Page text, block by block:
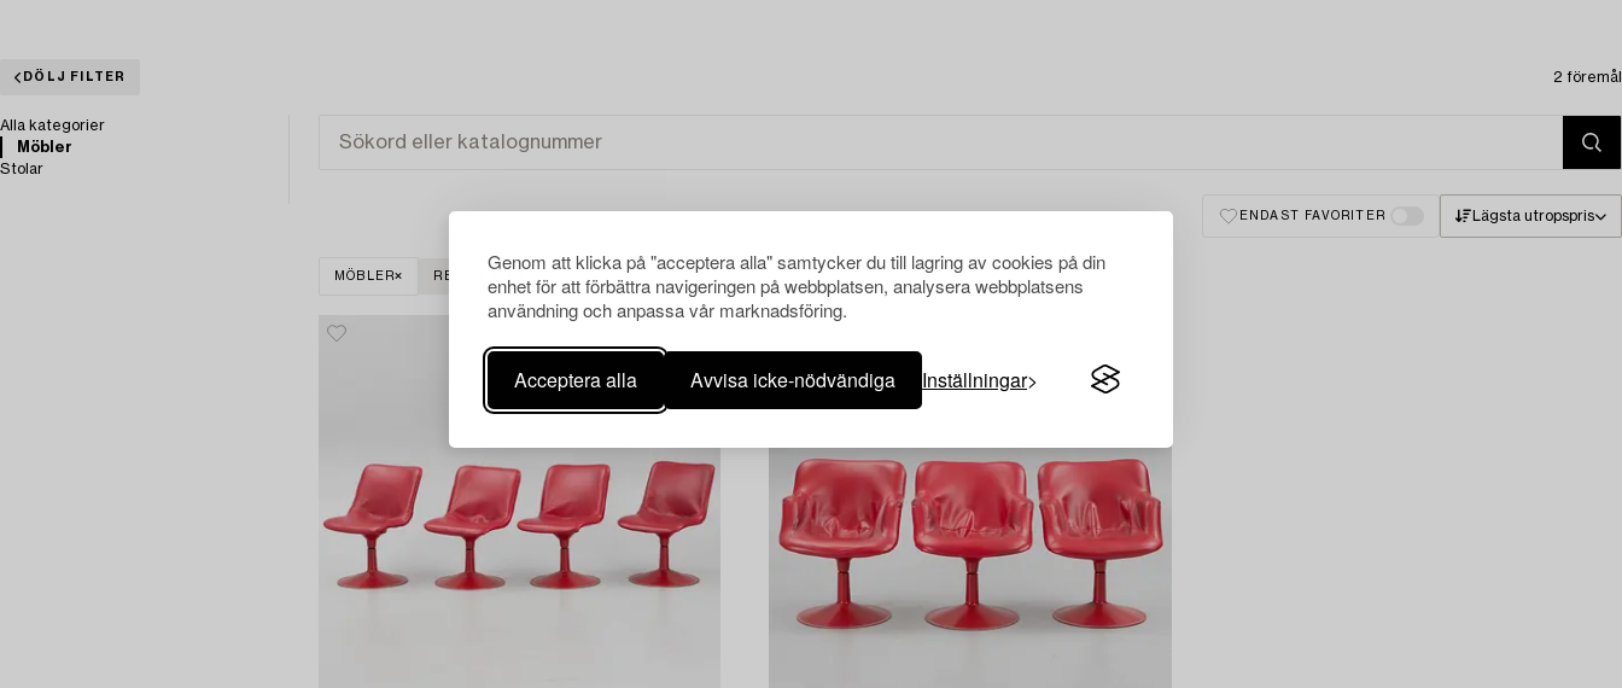
Genom att klicka på "acceptera alla" samtycker du till lagring av cookies på din
enhet för att förbättra navigeringen på webbplatsen, analysera webbplatsens
användning och anpassa vår marknadsföring.
Acceptera alla Avvisa icke-nödvändiga Inställningar
DÖLJ FILTER 2 föremål
Alla kategorier
Möbler
Stolar
ENDAST FAVORITER Lägsta utropspris
MÖBLER RENSA ALLA